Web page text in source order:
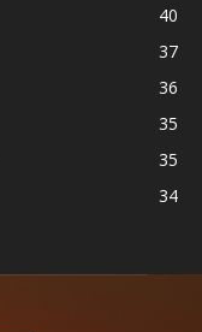
40
37
36
35
35
34